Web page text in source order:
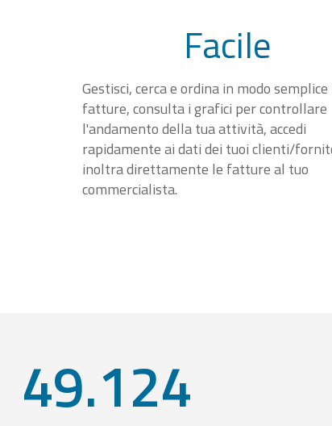
Facile
Gestisci, cerca e ordina in modo
fatture, consulta i grafici per controllare
l'andamento della tua attività, accedi
rapidamente ai dati dei tuoi clienti/
inoltra direttamente le fatture al tuo
commercialista.
49.124